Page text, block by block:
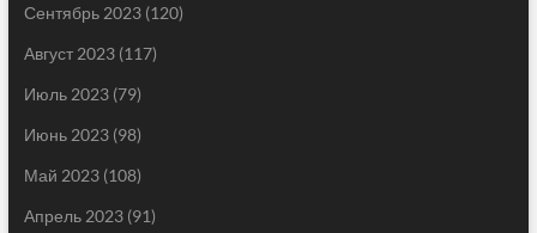
Сентябрь 2023(120)
Август 2023(117)
Июль 2023(79)
Июнь 2023(98)
Май 2023(108)
Апрель 2023(91)